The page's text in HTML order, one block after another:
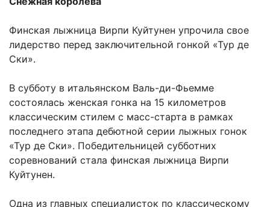
Финская лыжница Вирпи Куйтунен упрочила свое
лидерство перед заключительной гонкой «Тур де
Ски».
В субботу в итальянском Валь-ди-Фьемме
состоялась женская гонка на 15 километров
классическим стилем с масс-старта в рамках
последнего этапа дебютной серии лыжных гонок
«Тур де Ски». Победительницей субботних
соревнований стала финская лыжница Вирпи
Куйтунен.
Одна из главных специалисток по классическому